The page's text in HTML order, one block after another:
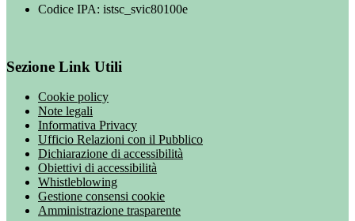
Codice IPA: istsc_svic80100e
Sezione Link Utili
Cookie policy
Note legali
Informativa Privacy
Ufficio Relazioni con il Pubblico
Dichiarazione di accessibilità
Obiettivi di accessibilità
Whistleblowing
Gestione consensi cookie
Amministrazione trasparente